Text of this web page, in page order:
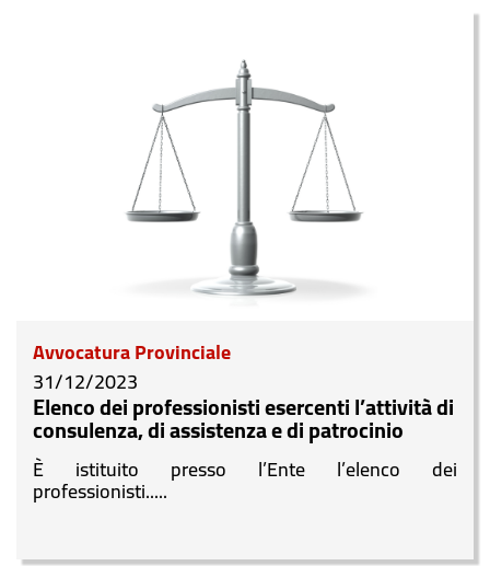
Avvocatura Provinciale
31/12/2023
Elenco dei professionisti esercenti l’attività di
consulenza, di assistenza e di patrocinio
È istituito presso l’Ente l’elenco dei
professionisti.....